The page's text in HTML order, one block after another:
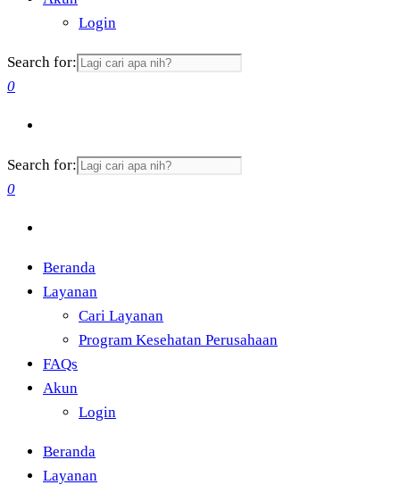
Login
Search for:
0
Search for:
0
Beranda
Layanan
Cari Layanan
Program Kesehatan Perusahaan
FAQs
Akun
Login
Beranda
Layanan